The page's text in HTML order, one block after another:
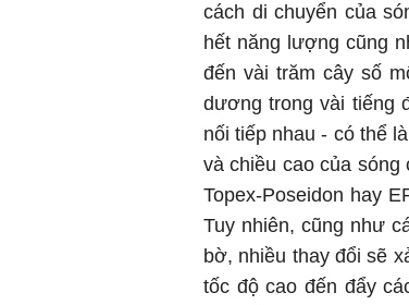
cách di chuyển của
hết năng lượng cũng
đến vài trăm cây số
dương trong vài tiếng
nối tiếp nhau - có thể
và chiều cao của
Topex-Poseidon hay
Tuy nhiên, cũng như
bờ, nhiều thay đổi sẽ
tốc độ cao đến đẩy